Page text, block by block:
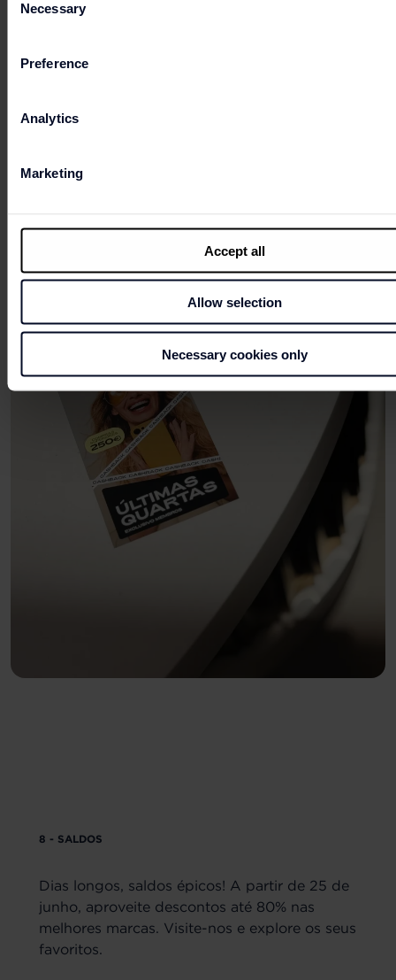
Selection
Necessary
Preference
Analytics
Marketing
Accept all
Allow selection
Necessary cookies only
Dia 24 de junho, 10% do valor das suas
Descarregue a
8 - SALDOS
Dias longos, saldos épicos! A partir de 25 de
junho, aproveite descontos até 80% nas
melhores marcas. Visite-nos e explore os seus
favoritos.